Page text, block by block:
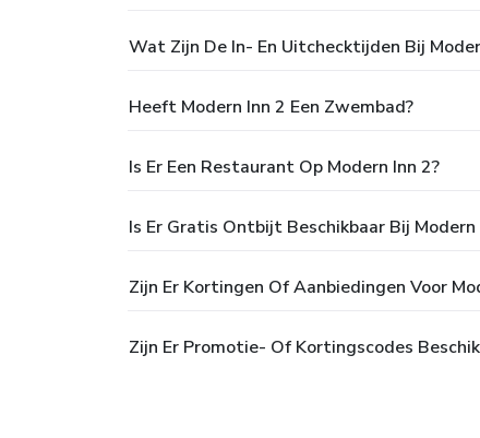
Wat Zijn De In- En Uitchecktijden Bij
Heeft Modern Inn 2 Een Zwembad?
Is Er Een Restaurant Op Modern Inn 2?
Is Er Gratis Ontbijt Beschikbaar Bij Modern
Zijn Er Kortingen Of Aanbiedingen Voor
Zijn Er Promotie- Of Kortingscodes